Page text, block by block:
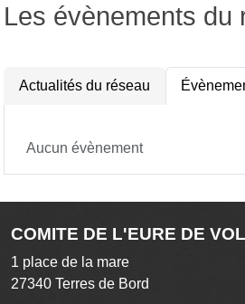
Les évènements du
Actualités du réseau
Aucun évènement
COMITE DE L'EURE DE
1 place de la mare
27340 Terres de Bord